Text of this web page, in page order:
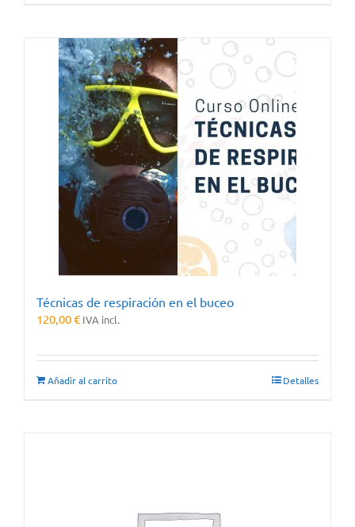
Técnicas de respiración en el buceo
120,00€ IVA incl.
Añadir al carrito Detalles